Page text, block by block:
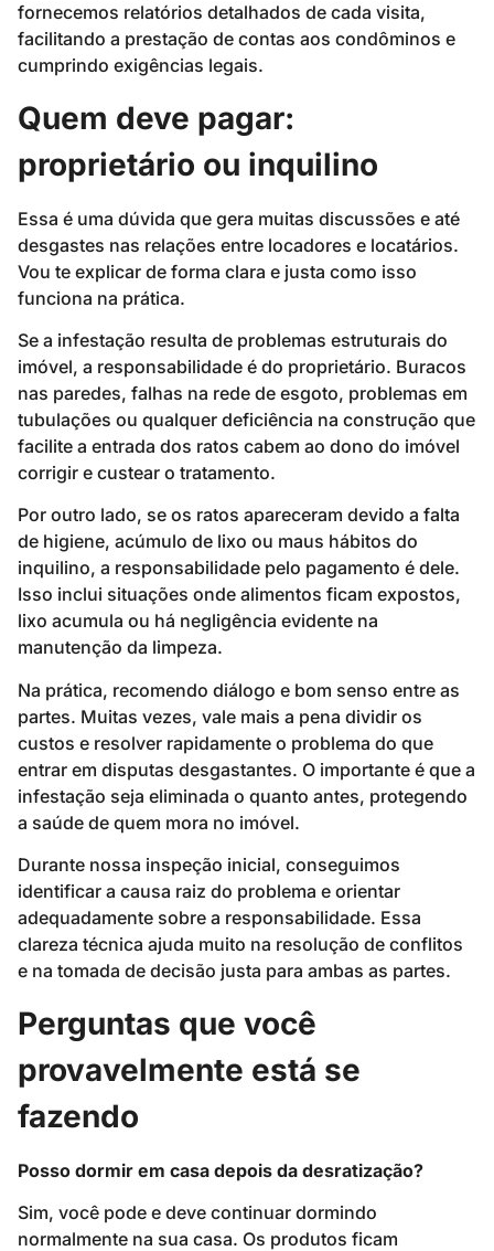
fornecemos relatórios detalhados de cada visita,
facilitando a prestação de contas aos condôminos e
cumprindo exigências legais.
Quem deve pagar:
proprietário ou inquilino
Essa é uma dúvida que gera muitas discussões e até
desgastes nas relações entre locadores e locatários.
Vou te explicar de forma clara e justa como isso
funciona na prática.
Se a infestação resulta de problemas estruturais do
imóvel, a responsabilidade é do proprietário. Buracos
nas paredes, falhas na rede de esgoto, problemas em
tubulações ou qualquer deficiência na construção que
facilite a entrada dos ratos cabem ao dono do imóvel
corrigir e custear o tratamento.
Por outro lado, se os ratos apareceram devido a falta
de higiene, acúmulo de lixo ou maus hábitos do
inquilino, a responsabilidade pelo pagamento é dele.
Isso inclui situações onde alimentos ficam expostos,
lixo acumula ou há negligência evidente na
manutenção da limpeza.
Na prática, recomendo diálogo e bom senso entre as
partes. Muitas vezes, vale mais a pena dividir os
custos e resolver rapidamente o problema do que
entrar em disputas desgastantes. O importante é que a
infestação seja eliminada o quanto antes, protegendo
a saúde de quem mora no imóvel.
Durante nossa inspeção inicial, conseguimos
identificar a causa raiz do problema e orientar
adequadamente sobre a responsabilidade. Essa
clareza técnica ajuda muito na resolução de conflitos
e na tomada de decisão justa para ambas as partes.
Perguntas que você
provavelmente está se
fazendo
Posso dormir em casa depois da desratização?
Sim, você pode e deve continuar dormindo
normalmente na sua casa. Os produtos ficam